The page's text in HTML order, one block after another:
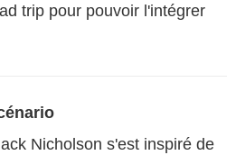
trip pour pouvoir l'intégrer
Nicholson s'est inspiré de